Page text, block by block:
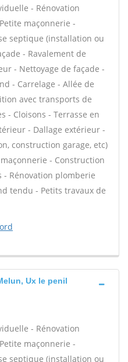
- Rénovation
maçonnerie -
septique (installation ou
- Ravalement de
- Nettoyage de façade -
- Carrelage - Allée de
avec transports de
- Cloisons - Terrasse en
- Dallage extérieur -
construction garage, etc)
- Construction
- Rénovation plomberie
tendu - Petits travaux de
Ux le penil
- Rénovation
maçonnerie -
septique (installation ou